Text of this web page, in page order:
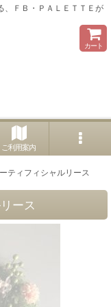
、ＦＢ・ＰＡＬＥＴＴＥが
カート
ご利用案内
ティフィシャルリース
ース